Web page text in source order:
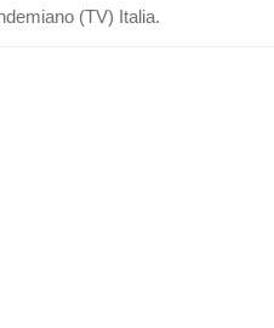
(TV) Italia.